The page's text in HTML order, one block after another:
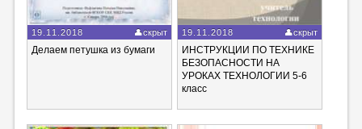
19.11.2018 скрыт
Делаем петушка из бумаги
19.11.2018 скрыт
ИНСТРУКЦИИ ПО ТЕХНИКЕ
БЕЗОПАСНОСТИ НА
УРОКАХ ТЕХНОЛОГИИ 5-6
класс